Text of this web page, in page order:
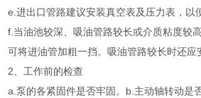
e.进出口管路建议安装真空表及压力表，以
f.当油池较深、吸油管路较长或介质粘度较
可将进油管加粗一挡。吸油管路较长时还应
2、工作前的检查
a.泵的各紧固件是否牢固。b.主动轴转动是